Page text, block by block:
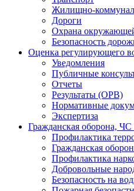
Жилищно-
Дороги
Охрана
Безопасность
Оценка регулирующего
Уведомления
Публичные
Отчеты
Результаты (ОРВ)
Нормативные
Экспертиза
Гражданская оборона, ЧС
Профилактика
Гражданская
Профилактика
Добровольные
Безопасность на